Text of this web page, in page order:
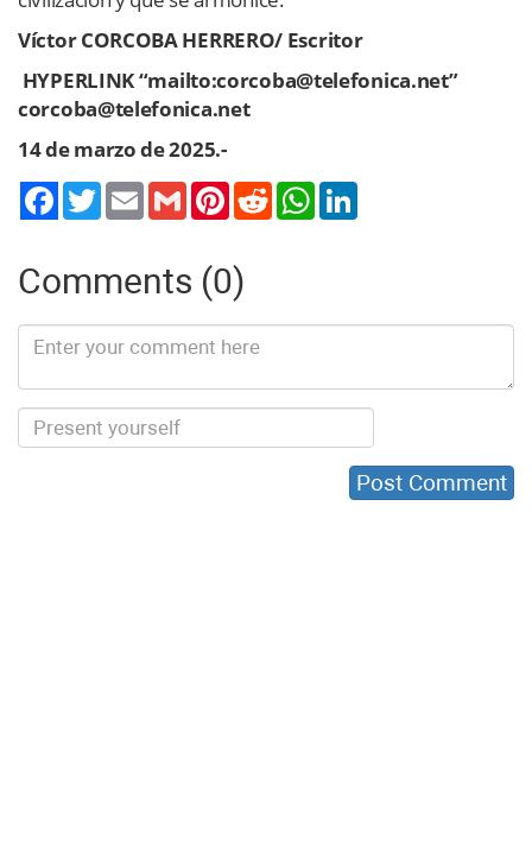
Víctor CORCOBA HERRERO/ Escritor
HYPERLINK “mailto:corcoba@telefonica.net”
corcoba@telefonica.net
14 de marzo de 2025.-
TwitterEmail Gmail PinterestReddit WhatsApp
Comments (0)